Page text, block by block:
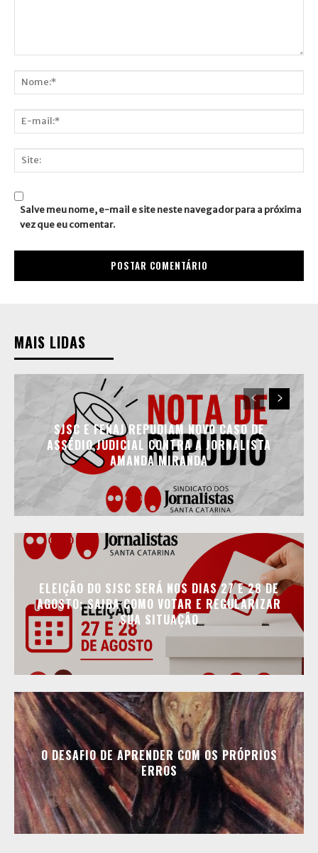
mail:*
Salve meu nome, e-mail e site neste navegador para a próxima
vez que eu comentar.
MAIS LIDAS
SJSC E FENAJ REPUDIAM NOVO CASO DE
ASSÉDIO JUDICIAL CONTRA A JORNALISTA
AMANDA MIRANDA
ELEIÇÃO DO SJSC SERÁ NOS DIAS 27 E 28 DE
AGOSTO; SAIBA COMO VOTAR E REGULARIZAR
SUA SITUAÇÃO
O DESAFIO DE APRENDER COM OS PRÓPRIOS
ERROS